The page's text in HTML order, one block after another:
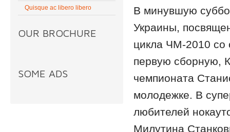
Quisque ac libero libero
OUR BROCHURE
SOME ADS
В минувшую
Украины,
цикла ЧМ-2010 со
первую сборную,
чемпионата
молодежке. В
любителей
Милутина